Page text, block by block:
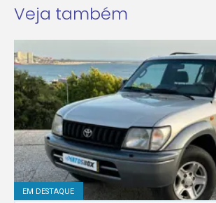
Veja também
EM DESTAQUE